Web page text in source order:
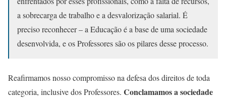
a sobrecarga de trabalho e a desvalorização salarial. É
preciso reconhecer – a Educação é a base de uma sociedade
desenvolvida, e os Professores são os pilares desse processo.
Reafirmamos nosso compromisso na defesa dos direitos de toda
categoria, inclusive dos Professores. Conclamamos a sociedade